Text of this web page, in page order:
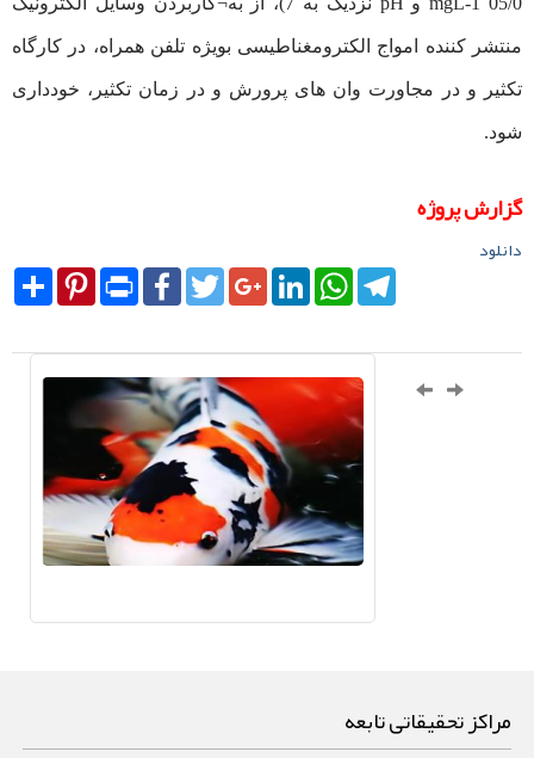
منتشر کننده امواج الکترومغناطیسی بویژه تلفن همراه، در کارگاه
تکثیر و در مجاورت وان های پرورش و در زمان تکثیر، خودداری
شود.
گزارش پروژه
دانلود
SharePinterest Print
FacebookTwitterGoogle+LinkedInWhatsAppTelegram
مراکز تحقیقاتی تابعه